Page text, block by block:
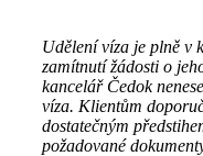
Udělení víza je plně v
zamítnutí žádosti o
kancelář Čedok
víza. Klientům
dostatečným
požadované